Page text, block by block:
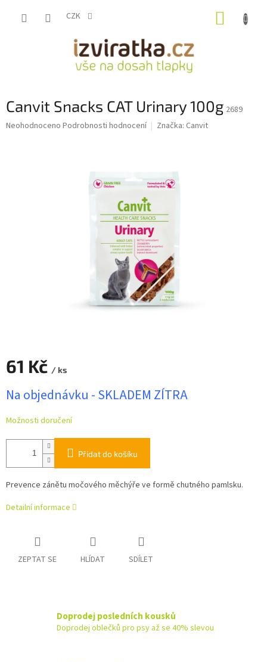
CZK
Canvit Snacks CAT Urinary 100g 2689
Průměrné
Neohodnoceno Podrobnosti hodnocení Značka: Canvit
61 Kč / ks
cena:
Na objednávku - SKLADEM ZÍTRA
Možnosti doručení
Přidat do košíku
Prevence zánětu močového měchýře ve formě chutného pamlsku.
Detailní informace
ZEPTAT SE HLÍDAT SDÍLET
Doprodej posledních kousků
Doprodej oblečků pro psy až se 40% slevou